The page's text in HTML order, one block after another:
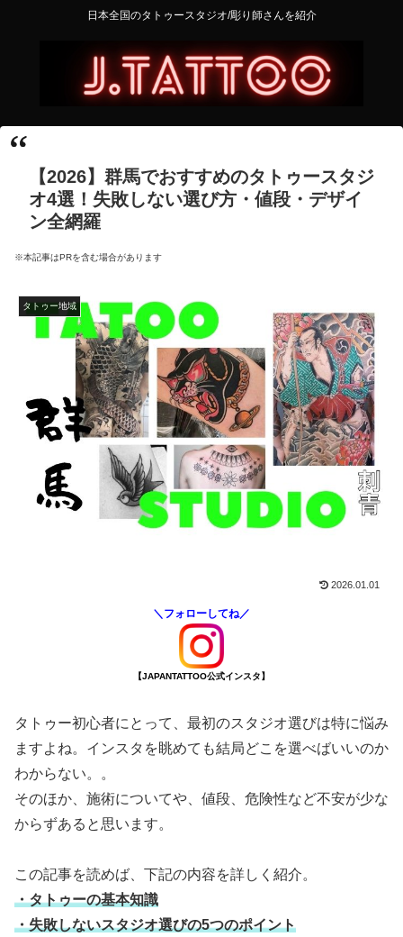
日本全国のタトゥースタジオ/彫り師さんを紹介
【2026】群馬でおすすめのタトゥースタジ
オ4選！失敗しない選び方・値段・デザイ
ン全網羅
※本記事はPRを含む場合があります
タトゥー地域
2026.01.01
＼フォローしてね／
【JAPANTATTOO公式インスタ】
タトゥー初心者にとって、最初のスタジオ選びは特に悩み
ますよね。インスタを眺めても結局どこを選べばいいのか
わからない。。
そのほか、施術についてや、値段、危険性など不安が少な
からずあると思います。
この記事を読めば、下記の内容を詳しく紹介。
・タトゥーの基本知識
・失敗しないスタジオ選びの5つのポイント